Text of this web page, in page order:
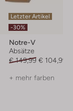
Letzter Artikel
-30%
Notre-V
Absätze
€ 149,99 € 104,99
+ mehr farben